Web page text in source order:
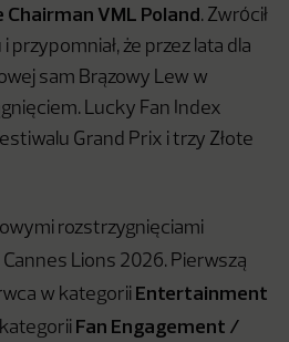
VML Poland. Zwrócił
przypomniał, że przez lata dla
sam Brązowy Lew w
Lucky Fan Index
Grand Prix i trzy Złote
rozstrzygnięciami
Cannes Lions 2026. Pierwszą
w kategorii Entertainment
Fan Engagement /